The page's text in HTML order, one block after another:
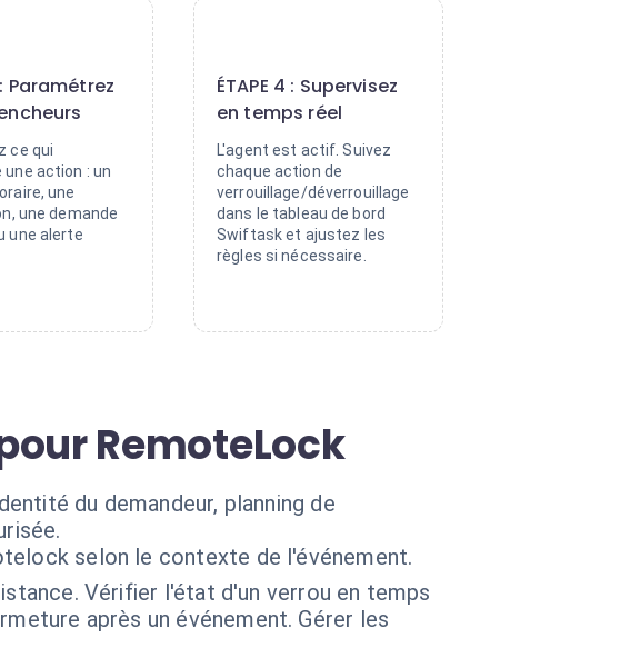
: Paramétrez
ce qui
une action : un
une
une demande
une alerte
ÉTAPE 4 : Supervisez
en temps réel
L'agent est actif. Suivez
chaque action de
verrouillage/déverrouillage
dans le tableau de bord
Swiftask et ajustez les
règles si nécessaire.
RemoteLock
du demandeur, planning de
selon le contexte de l'événement.
Vérifier l'état d'un verrou en temps
après un événement. Gérer les